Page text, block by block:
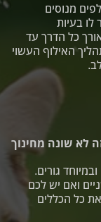
לא שונה מחינוך
גורים.
ואם יש לכם
כל הכללים
מנוסים
לו בעיות
כל הדרך עד
האילוף העשוי